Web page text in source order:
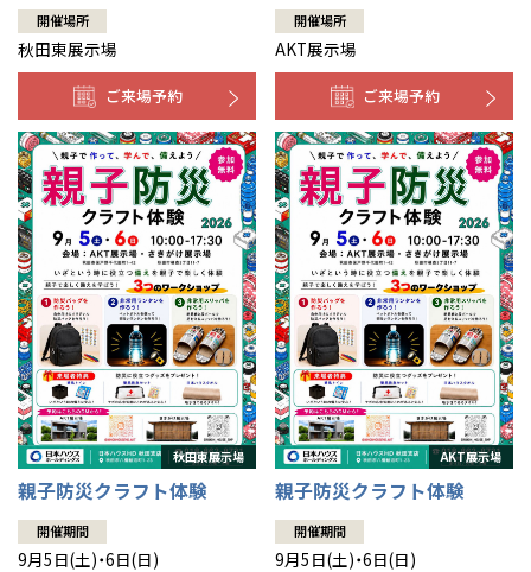
開催場所
秋田東展示場
ご来場予約
開催場所
AKT展示場
ご来場予約
親子防災クラフト体験
開催期間
9月5日(土)・6日(日)
親子防災クラフト体験
開催期間
9月5日(土)・6日(日)